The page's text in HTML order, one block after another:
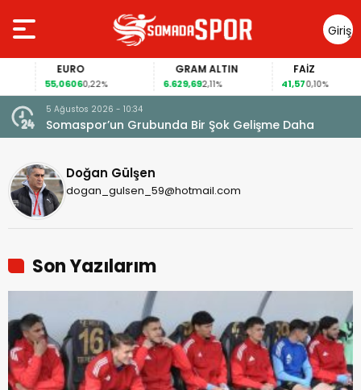
Giriş
Yap
55,06060,22%
GRAM ALTIN
6.629,692,11% 0,10%
5 Ağustos 2026 - 10:34
Somaspor’un Grubunda Bir Şok Gelişme Daha
Doğan Gülşen
dogan_gulsen_59@hotmail.com
Son Yazılarım